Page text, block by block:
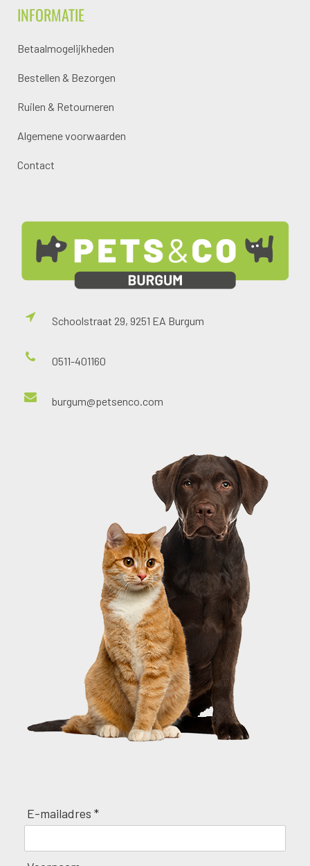
INFORMATIE
Betaalmogelijkheden
Bestellen & Bezorgen
Ruilen & Retourneren
Algemene voorwaarden
Contact
Schoolstraat 29, 9251 EA Burgum
0511-401160
burgum@petsenco.com
E-mailadres *